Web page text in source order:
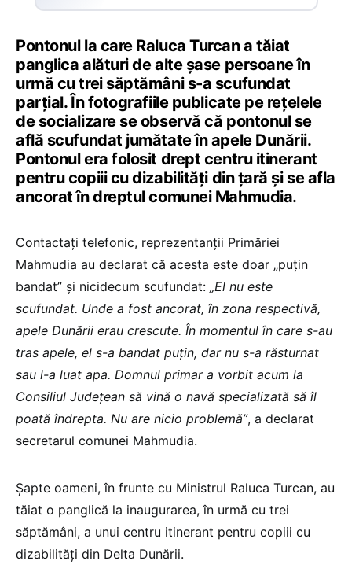
Pontonul la care Raluca Turcan a tăiat
panglica alături de alte șase persoane în
urmă cu trei săptămâni s-a scufundat
parțial. În fotografiile publicate pe rețelele
de socializare se observă că pontonul se
află scufundat jumătate în apele Dunării.
Pontonul era folosit drept centru itinerant
pentru copiii cu dizabilități din țară și se afla
ancorat în dreptul comunei Mahmudia.
Contactați telefonic, reprezentanții Primăriei
Mahmudia au declarat că acesta este doar „puțin
bandat” și nicidecum scufundat: „El nu este
scufundat. Unde a fost ancorat, în zona respectivă,
apele Dunării erau crescute. În momentul în care s-au
tras apele, el s-a bandat puțin, dar nu s-a răsturnat
sau l-a luat apa. Domnul primar a vorbit acum la
Consiliul Județean să vină o navă specializată să îl
poată îndrepta. Nu are nicio problemă”, a declarat
secretarul comunei Mahmudia.
Șapte oameni, în frunte cu Ministrul Raluca Turcan, au
tăiat o panglică la inaugurarea, în urmă cu trei
săptămâni, a unui centru itinerant pentru copiii cu
dizabilități din Delta Dunării.